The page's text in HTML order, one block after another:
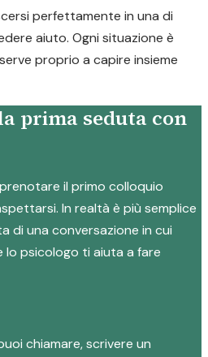
perfettamente in una di
aiuto. Ogni situazione è
proprio a capire insieme
prima seduta con
il primo colloquio
In realtà è più semplice
di una conversazione in cui
psicologo ti aiuta a fare
chiamare, scrivere un